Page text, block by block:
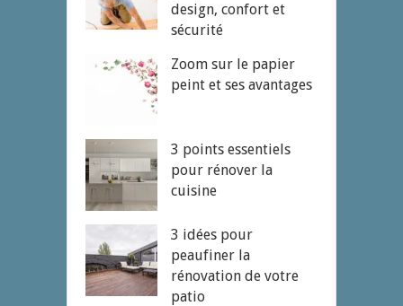
design, confort et
sécurité
Zoom sur le papier
peint et ses avantages
3 points essentiels
pour rénover la
cuisine
3 idées pour
peaufiner la
rénovation de votre
patio